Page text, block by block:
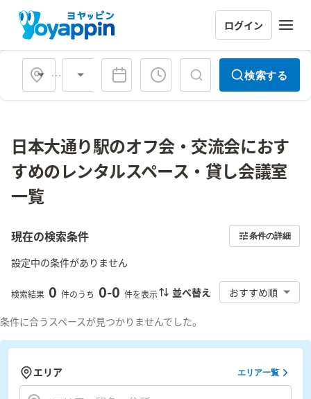
ログイン
会場タイプ 検索する
日本大通り駅のオフ会・交流会におす
すめのレンタルスペース・貸し会議室
一覧
現在の検索条件 条件の詳細
設定中の条件がありません
検索結果 0 件のうち 0-0 件を表示 並べ替え おすすめ順
条件に合うスペースが見つかりませんでした。
エリア エリア一覧